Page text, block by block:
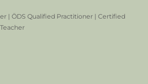
| ÖDS Qualified Practitioner | Certified